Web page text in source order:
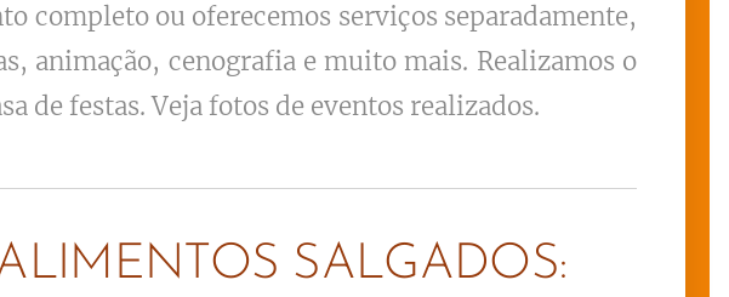
completo ou oferecemos serviços separadamente,
animação, cenografia e muito mais. Realizamos o
de festas. Veja fotos de eventos realizados.
SALGADOS: